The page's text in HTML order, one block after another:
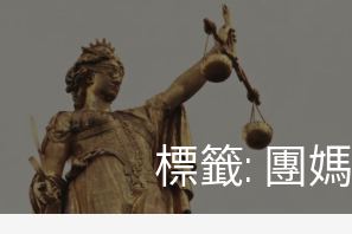
法
律
事
務
所
林
熱
情、
同理
及完
標籤:團媽